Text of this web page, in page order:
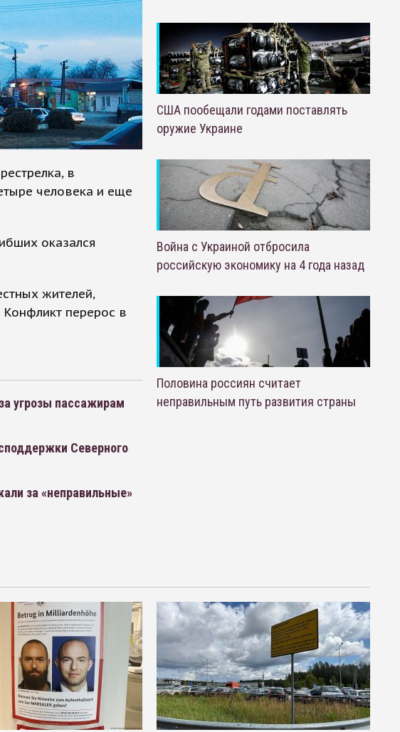
в
человека и еще
оказался
жителей,
перерос в
угрозы пассажирам
Северного
за «неправильные»
США пообещали годами поставлять
оружие Украине
Война с Украиной отбросила
российскую экономику на 4 года назад
Половина россиян считает
неправильным путь развития страны